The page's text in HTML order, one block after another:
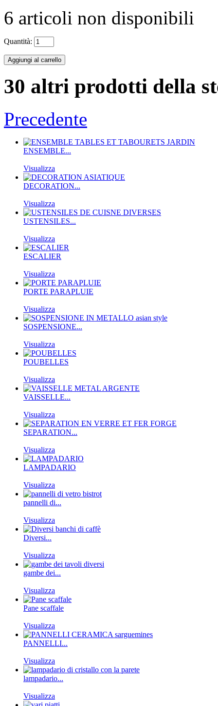
6 articoli non disponibili
Quantità:
30 altri prodotti della
Precedente
ENSEMBLE...
Visualizza
DECORATION...
Visualizza
USTENSILES...
Visualizza
ESCALIER
Visualizza
PORTE PARAPLUIE
Visualizza
SOSPENSIONE...
Visualizza
POUBELLES
Visualizza
VAISSELLE...
Visualizza
SEPARATION...
Visualizza
LAMPADARIO
Visualizza
pannelli di...
Visualizza
Diversi...
Visualizza
gambe dei...
Visualizza
Pane scaffale
Visualizza
PANNELLI...
Visualizza
lampadario...
Visualizza